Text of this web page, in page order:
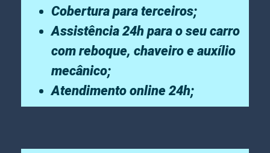
Cobertura para terceiros;
Assistência 24h para o seu carro
com reboque, chaveiro e auxílio
mecânico;
Atendimento online 24h;